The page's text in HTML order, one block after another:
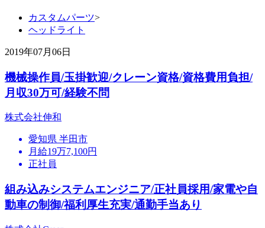
カスタムパーツ>
ヘッドライト
2019年07月06日
機械操作員/玉掛歓迎/クレーン資格/資格費用負担/
月収30万可/経験不問
株式会社伸和
愛知県 半田市
月給19万7,100円
正社員
組み込みシステムエンジニア/正社員採用/家電や自
動車の制御/福利厚生充実/通勤手当あり